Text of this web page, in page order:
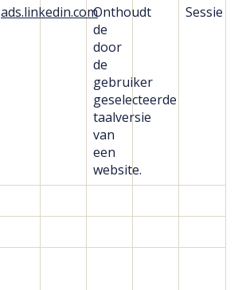
ads.linkedin.comOnthoudt
de
door
de
gebruiker
geselecteerde
taalversie
van
een
website.
Sessie